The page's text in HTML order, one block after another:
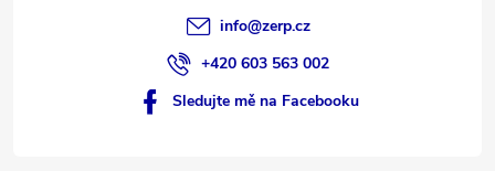
info@zerp.cz
+420 603 563 002
Sledujte mě na Facebooku